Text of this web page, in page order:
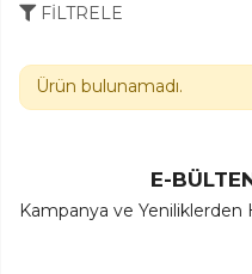
FİLTRELE
Ürün bulunamadı.
E-
Kampanya ve Yeniliklerden